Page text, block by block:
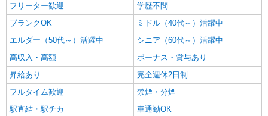
フリーター歓迎
学歴不問
ブランクOK
ミドル（40代～）活躍中
エルダー（50代～）活躍中
シニア（60代～）活躍中
高収入・高額
ボーナス・賞与あり
昇給あり
完全週休2日制
フルタイム歓迎
禁煙・分煙
駅直結・駅チカ
車通勤OK